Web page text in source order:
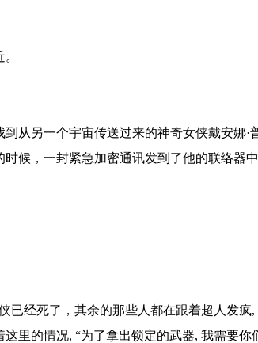
从另一个宇宙传送过来的神奇女侠戴安娜·
候，一封紧急加密通讯发到了他的联络器中
已经死了，其余的那些人都在跟着超人发
这里的情况, “为了拿出锁定的武器, 我需要